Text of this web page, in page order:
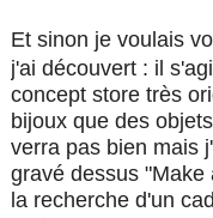
Et sinon je voulais
j'ai découvert : il
concept store très
bijoux que des
verra pas bien mais
gravé dessus "Make
la recherche d'un